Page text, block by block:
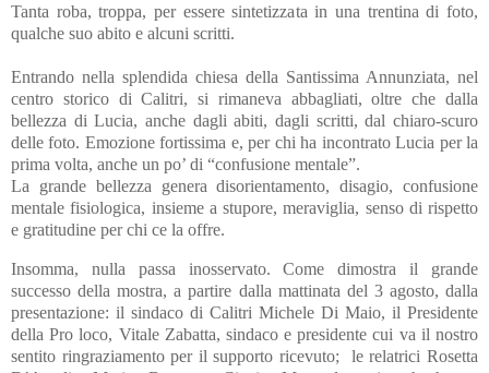
Tanta roba, troppa, per essere sintetizzata in una trentina di foto,
qualche suo abito e alcuni scritti.
Entrando nella splendida chiesa della Santissima Annunziata, nel
centro storico di Calitri, si rimaneva abbagliati, oltre che dalla
bellezza di Lucia, anche dagli abiti, dagli scritti, dal chiaro-scuro
delle foto. Emozione fortissima e, per chi ha incontrato Lucia per la
prima volta, anche un po’ di “confusione mentale”.
La grande bellezza genera disorientamento, disagio, confusione
mentale fisiologica, insieme a stupore, meraviglia, senso di rispetto
e gratitudine per chi ce la offre.
Insomma, nulla passa inosservato. Come dimostra il grande
successo della mostra, a partire dalla mattinata del 3 agosto, dalla
presentazione: il sindaco di Calitri Michele Di Maio, il Presidente
della Pro loco, Vitale Zabatta, sindaco e presidente cui va il nostro
sentito ringraziamento per il supporto ricevuto;
le relatrici Rosetta